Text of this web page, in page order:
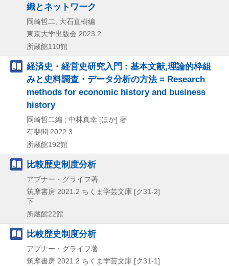
織とネットワーク
岡崎哲二, 大石直樹編
東京大学出版会 2023.2
所蔵館110館
経済史・経営史研究入門 : 基本文献,理論的枠組
みと史料調査・データ分析の方法 = Research
methods for economic history and business
history
岡崎哲二編 ; 中林真幸 [ほか] 著
有斐閣 2022.3
所蔵館192館
比較歴史制度分析
アブナー・グライフ著
筑摩書房 2021.2 ちくま学芸文庫 [ク31-2]
下
所蔵館22館
比較歴史制度分析
アブナー・グライフ著
筑摩書房 2021.2 ちくま学芸文庫 [ク31-1]